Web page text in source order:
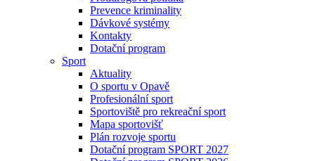
Prevence kriminality
Dávkové systémy
Kontakty
Dotační program
Sport
Aktuality
O sportu v Opavě
Profesionální sport
Sportoviště pro rekreační sport
Mapa sportovišť
Plán rozvoje sportu
Dotační program SPORT 2027